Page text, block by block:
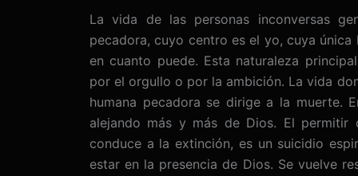
La vida de las personas inconversas
pecadora, cuyo centro es el yo, cuya
en cuanto puede. Esta naturaleza
por el orgullo o por la ambición. La vida
humana pecadora se dirige a la muerte.
alejando más y más de Dios. El
conduce a la extinción, es un suicidio
estar en la presencia de Dios. Se vuelve